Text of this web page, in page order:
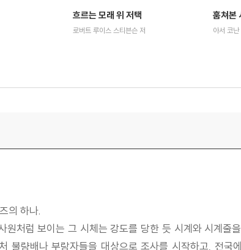
흐르는 모래 위 저택
로버트 루이스 스티븐슨 저
훔쳐본
아서 코난
의 하나.
처럼 보이는 그 시체는 강도를 당한 듯 시계와 시계줄
량배나 부랑자들을 대상으로 조사를 시작하고, 전국